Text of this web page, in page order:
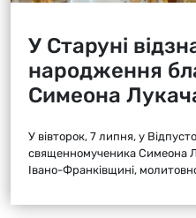
У Старуні
народження
Симеона
У вівторок, 7 липня, у
священномученика Симеона
Івано-Франківщині,